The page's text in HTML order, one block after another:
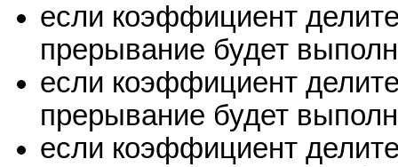
если коэффициент
прерывание будет
если коэффициент
прерывание будет
если коэффициент